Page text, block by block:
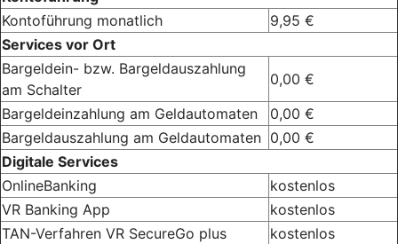
Kontoführung monatlich
9,95 €
Services vor Ort
Bargeldein- bzw. Bargeldauszahlung
am Schalter
0,00 €
Bargeldeinzahlung am Geldautomaten
0,00 €
Bargeldauszahlung am Geldautomaten 0,00 €
Digitale Services
OnlineBanking
kostenlos
VR Banking App
kostenlos
TAN-Verfahren VR SecureGo plus
kostenlos